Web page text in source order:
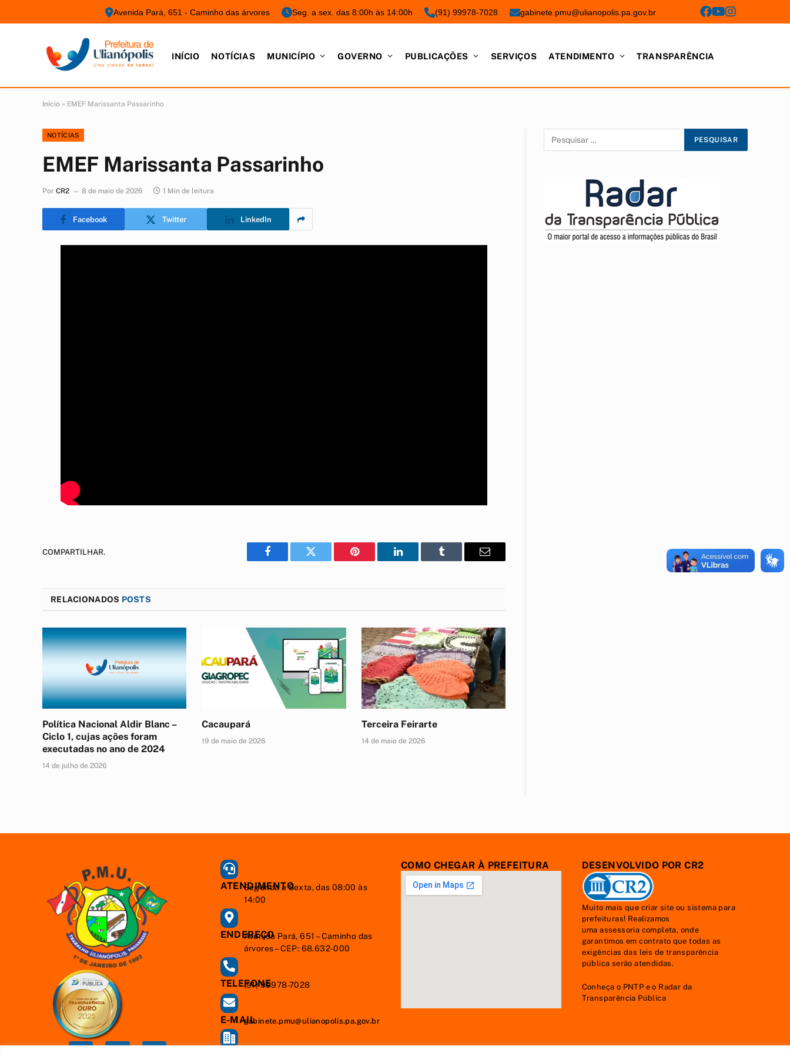
Avenida Pará, 651 - Caminho das árvores Seg. a sex. das 8:00h às 14:00h (91) 99978-7028 gabinete.pmu@ulianopolis.pa.gov.br
INÍCIO NOTÍCIAS MUNICÍPIO GOVERNO PUBLICAÇÕES SERVIÇOS ATENDIMENTO TRANSPARÊNCIA
Início » EMEF Marissanta Passarinho
NOTÍCIAS
EMEF Marissanta Passarinho
Por CR2 8 de maio de 2026 1 Min de leitura
Facebook Twitter LinkedIn
COMPARTILHAR.
Facebook Twitter Pinterest LinkedIn Tumblr
E-
RELACIONADOS POSTS
Política Nacional Aldir Blanc –
Ciclo 1, cujas ações foram
executadas no ano de 2024
14 de julho de 2026
Cacaupará
19 de maio de 2026
Terceira Feirarte
14 de maio de 2026
ATENDIMENTO
Segunda à Sexta, das 08:00 às
14:00
ENDEREÇO
Avenida Pará, 651 – Caminho das
árvores – CEP: 68.632-000
TELEFONE
(91) 99978-7028
E-MAILgabinete.pmu@ulianopolis.pa.gov.br
COMO CHEGAR À PREFEITURA DESENVOLVIDO POR CR2
Muito mais que criar site ousistema para
prefeituras! Realizamos
umaassessoria completa, onde
garantimos em contrato que todas as
exigências das leis de transparência
pública serão atendidas.
Conheça o PNTP e o Radar da
Transparência Pública